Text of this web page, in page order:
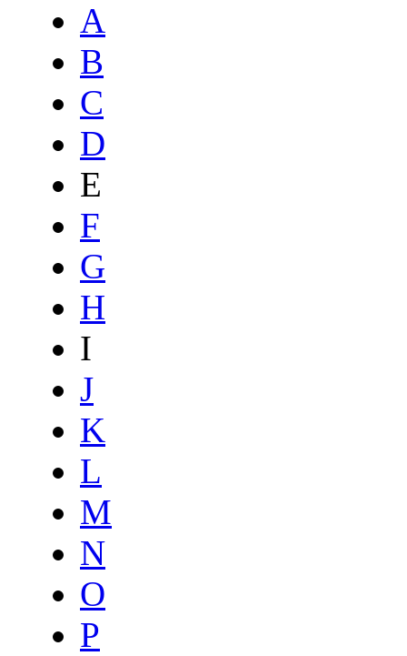
A
B
C
D
E
F
G
H
I
J
K
L
M
N
O
P